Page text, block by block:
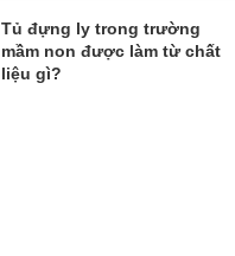
Tủ đựng ly trong trường
mầm non được làm từ chất
liệu gì?